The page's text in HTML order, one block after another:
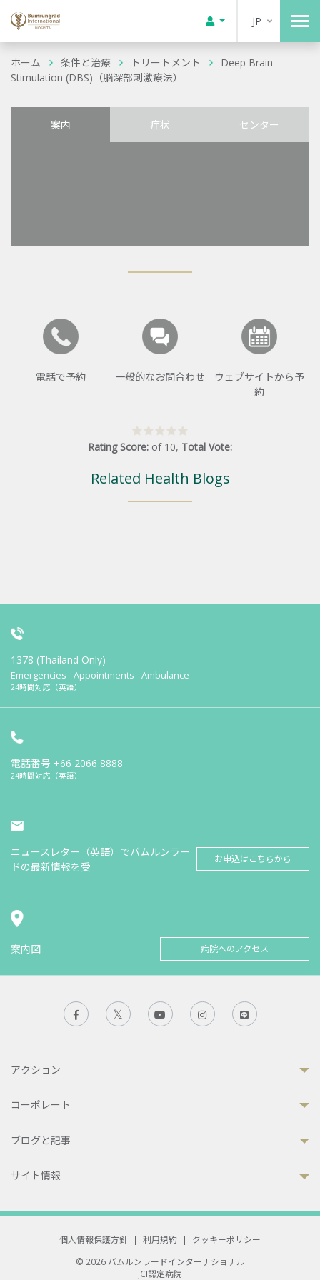
JP
ホーム 条件と治療 トリートメント
Deep Brain
Stimulation (DBS)（脳深部刺激療法）
案内 症状 センター
電話で予約 一般的なお問合わせ
ウェブサイトから予
約
Rating Score: of 10, Total Vote:
Related Health Blogs
1378 (Thailand Only)
Emergencies - Appointments - Ambulance
24時間対応（英語）
電話番号 +66 2066 8888
24時間対応（英語）
ニュースレター（英語）でバムルンラー
ドの最新情報を受
お申込はこちらから
案内図 病院へのアクセス
アクション
コーポレート
ブログと記事
サイト情報
個人情報保護方針 | 利用規約 |
クッキーポリシー
© 2026 バムルンラードインターナショナル
JCI認定病院